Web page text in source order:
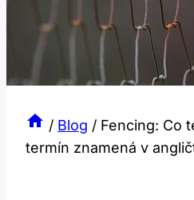
/ Blog / Fencing: Co
termín znamená v